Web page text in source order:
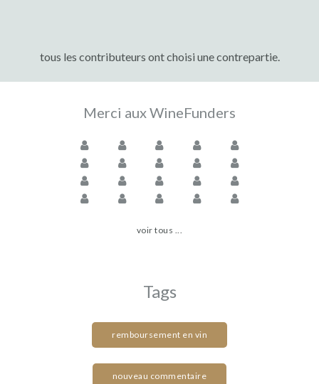
tous les contributeurs ont choisi une contrepartie.
Merci aux WineFunders
voir tous ...
Tags
remboursement en vin
nouveau commentaire